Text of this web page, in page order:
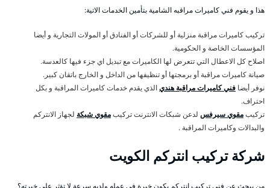
هذا و يقوم فني كاميرات مراقبه الشامية بتأمين الخدمات الاتية:
تركيب كاميرات مراقبة منزلية أو للشركات أو الفنادق أو المولات التجارية و أيضا
المؤسسات الخاصة و الحكومية.
اصلاح كل الاعطال التي تتعرض لها الكاميرات مع تبديل اي جزء فيها كالعدسة.
صيانة كاميرات مراقبة أو برمجتها أو تنظيفها من الداخل و الخارج باتقان كبير.
نوفر أيضا فني كاميرات مراقبة هنديالذي يقدم خدمات كاميرات المراقبة و بكل
احتراف.
تركيبمقوي سيرفس لدعن شبكات الانترنت تركيبمقوي شبكة لجهاز الانتركم
والبدالات وكاميرات المراقبة .
شركة تركيب انتركم الكويت
من يبحث عن فني تركيب انتركم يكون خبرة في عمله ولديه سرعة لا تؤثر على خبرته؟